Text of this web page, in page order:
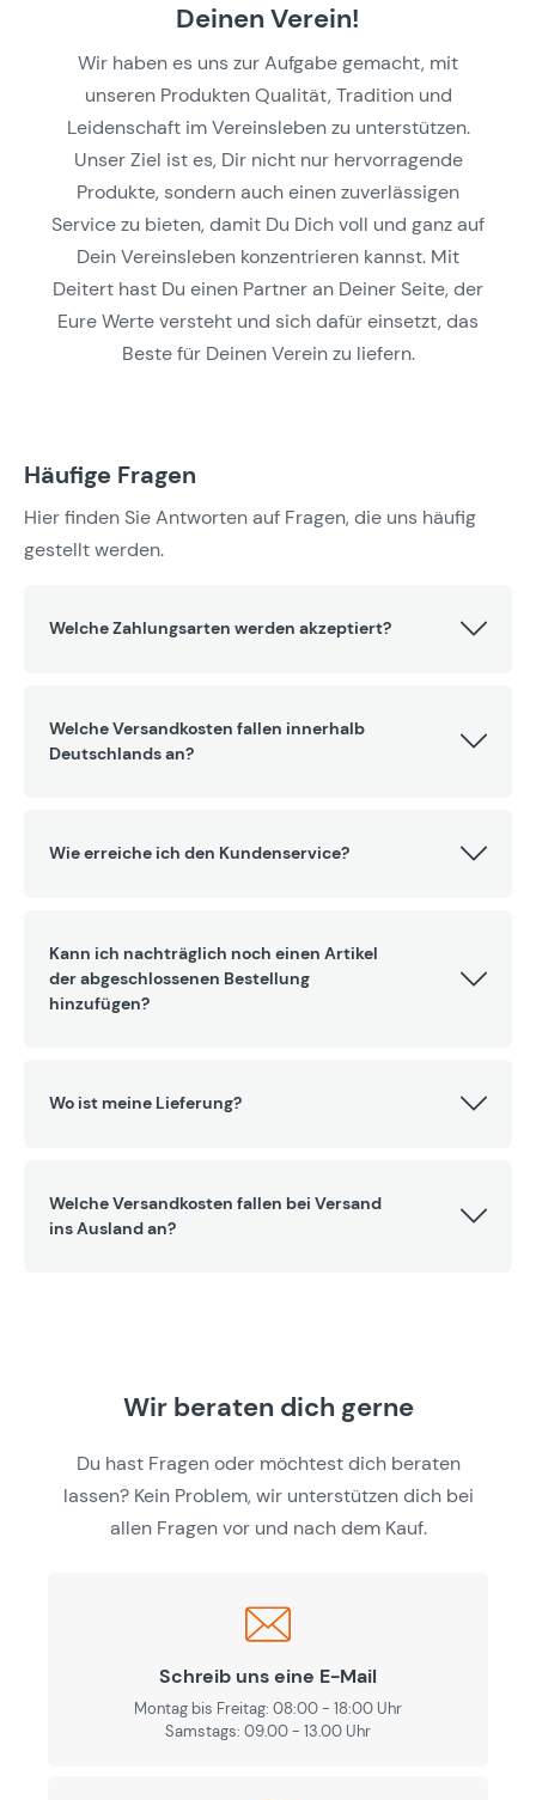
Deinen Verein!
Wir haben es uns zur Aufgabe gemacht, mit
unseren Produkten Qualität, Tradition und
Leidenschaft im Vereinsleben zu unterstützen.
Unser Ziel ist es, Dir nicht nur hervorragende
Produkte, sondern auch einen zuverlässigen
Service zu bieten, damit Du Dich voll und ganz auf
Dein Vereinsleben konzentrieren kannst. Mit
Deitert hast Du einen Partner an Deiner Seite, der
Eure Werte versteht und sich dafür einsetzt, das
Beste für Deinen Verein zu liefern.
Häufige Fragen
Hier finden Sie Antworten auf Fragen, die uns häufig
gestellt werden.
Welche Zahlungsarten werden akzeptiert?
Welche Versandkosten fallen innerhalb
Deutschlands an?
Wie erreiche ich den Kundenservice?
Kann ich nachträglich noch einen Artikel
der abgeschlossenen Bestellung
hinzufügen?
Wo ist meine Lieferung?
Welche Versandkosten fallen bei Versand
ins Ausland an?
Wir beraten dich gerne
Du hast Fragen oder möchtest dich beraten
lassen? Kein Problem, wir unterstützen dich bei
allen Fragen vor und nach dem Kauf.
Schreib uns eine E-Mail
Montag bis Freitag: 08:00 - 18:00 Uhr
Samstags: 09.00 - 13.00 Uhr